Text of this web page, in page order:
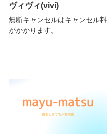
ヴィヴィ(vivi)
無断キャンセルはキャンセル料
がかかります。